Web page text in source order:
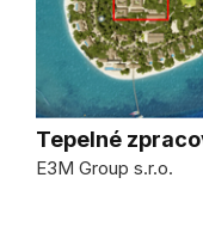
Tepelné
E3M Group s.r.o.